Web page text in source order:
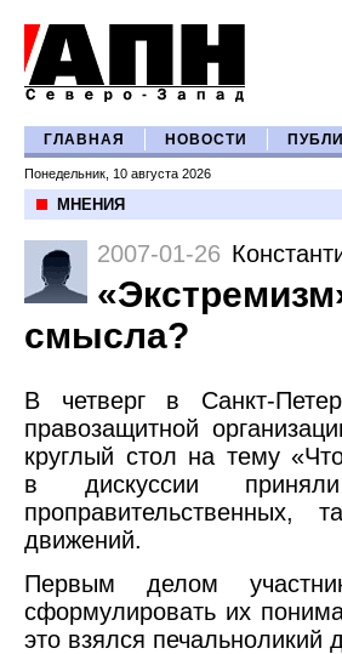
ГЛАВНАЯ НОВОСТИ
Понедельник, 10 августа 2026
МНЕНИЯ
2007-01-26
смысла?
В четверг в Санкт-
правозащитной
круглый стол на тему
в дискуссии
проправительственных,
движений.
Первым делом
сформулировать их
это взялся